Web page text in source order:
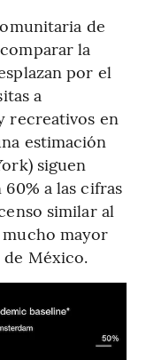
de
la
por el
a
recreativos en
estimación
siguen
a las cifras
similar al
mayor
de México.